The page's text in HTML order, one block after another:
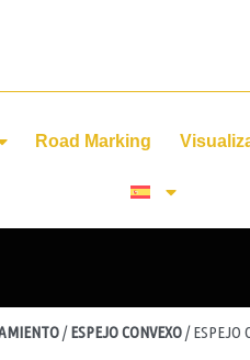
Road Marking
/ ESPEJO CONVEXO/ ESPEJO